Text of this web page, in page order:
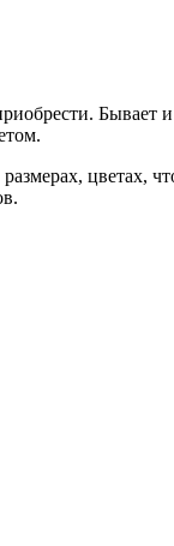
Бывает
цветах,